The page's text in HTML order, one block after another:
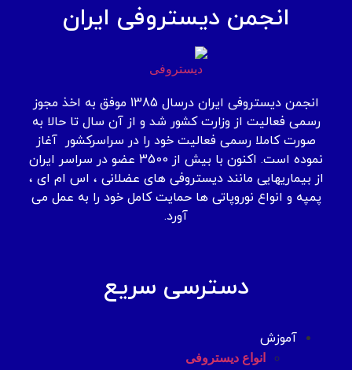
انجمن دیستروفی ایران
انجمن دیستروفی ایران درسال 1385 موفق به اخذ مجوز
رسمی فعالیت از وزارت کشور شد و از آن سال تا حالا به
صورت کاملا رسمی فعالیت خود را در سراسرکشور آغاز
نموده است. اکنون با بیش از 3500 عضو در سراسر ایران
از بیماریهایی مانند دیستروفی های عضلانی ، اس ام ای ،
پمپه و انواع نوروپاتی ها حمایت کامل خود را به عمل می
آورد.
دسترسی سریع
آموزش
انواع دیستروفی